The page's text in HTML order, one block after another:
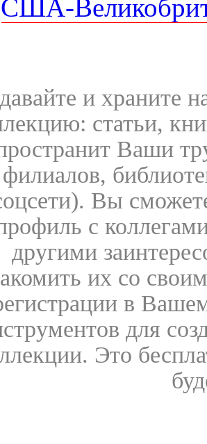
США-
и храните
статьи,
Ваши
филиалов,
Вы
с
другими
их со
в
для
Это